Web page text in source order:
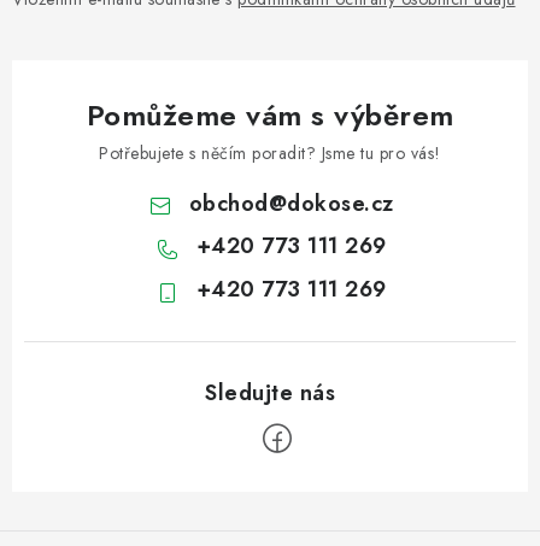
Pomůžeme vám s výběrem
Potřebujete s něčím poradit? Jsme tu pro vás!
obchod@dokose.cz
+420 773 111 269
+420 773 111 269